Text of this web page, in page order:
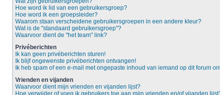
Hoe word ik lid van een gebruikersgroep?
Hoe word ik een groepsleider?
Waarom staan verscheidene gebruikersgroepen in een andere kleur?
Wat is de "standaard gebruikersgroep"?
Waarvoor dient de "het team" link?
Privéberichten
Ik kan geen privéberichten sturen!
Ik blijf ongewenste privéberichten ontvangen!
Ik heb spam of een e-mail met ongepaste inhoud van iemand op dit forum
Vrienden en vijanden
Waarvoor dient mijn vrienden en vijanden lijst?
Hoe verwijder of voeg ik gebruikers toe aan mijn vrienden en/of vijanden